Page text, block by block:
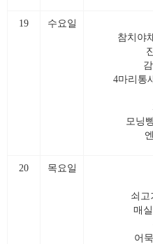
19 수요일
참치야
4마리통
모닝
20 목요일
쇠고
매
어